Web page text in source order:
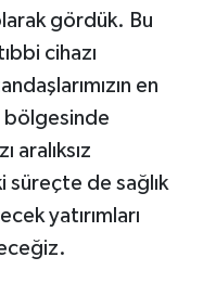
gördük. Bu
cihazı
en
bölgesinde
aralıksız
süreçte de sağlık
yatırımları